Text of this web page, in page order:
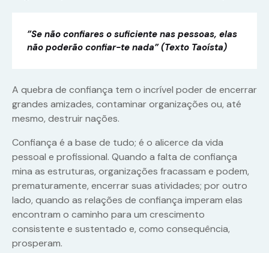
”Se não confiares o suficiente nas pessoas, elas
não poderão confiar-te nada” (Texto Taoísta)
A quebra de confiança tem o incrível poder de encerrar
grandes amizades, contaminar organizações ou, até
mesmo, destruir nações.
Confiança é a base de tudo; é o alicerce da vida
pessoal e profissional. Quando a falta de confiança
mina as estruturas, organizações fracassam e podem,
prematuramente, encerrar suas atividades; por outro
lado, quando as relações de confiança imperam elas
encontram o caminho para um crescimento
consistente e sustentado e, como consequência,
prosperam.